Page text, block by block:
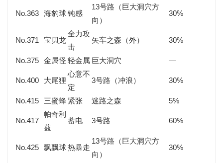
No.363 海豹球钝感
13号路（巨大洞穴方
向）
30%
No.371 宝贝龙
全力攻
击
矢车之森（外） 30%
No.375 金属怪 轻金属 巨大洞穴 —
No.400 大尾狸
心意不
定
3号路（冲浪） 30%
No.415 三蜜蜂 紧张 迷路之森 5%
No.417
帕奇利
兹
蓄电 3号路 60%
No.425 飘飘球热暴走
13号路（巨大洞穴方
向）
30%